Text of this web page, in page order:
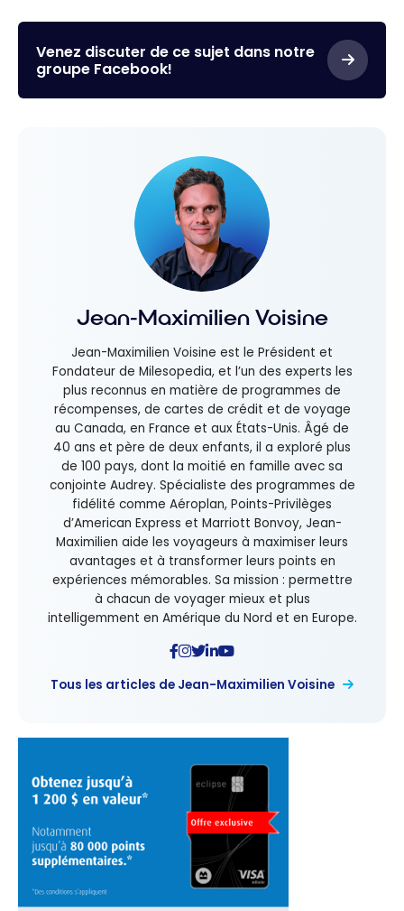
Venez discuter de ce sujet dans notre
groupe Facebook!
Jean-Maximilien Voisine
Jean-Maximilien Voisine est le Président et
Fondateur de Milesopedia, et l’un des experts les
plus reconnus en matière de programmes de
récompenses, de cartes de crédit et de voyage
au Canada, en France et aux États-Unis. Âgé de
40 ans et père de deux enfants, il a exploré plus
de 100 pays, dont la moitié en famille avec sa
conjointe Audrey. Spécialiste des programmes de
fidélité comme Aéroplan, Points-Privilèges
d’American Express et Marriott Bonvoy, Jean-
Maximilien aide les voyageurs à maximiser leurs
avantages et à transformer leurs points en
expériences mémorables. Sa mission : permettre
à chacun de voyager mieux et plus
intelligemment en Amérique du Nord et en Europe.
Tous les articles de Jean-Maximilien Voisine